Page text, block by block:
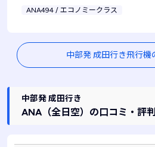
ANA494 / エコノミークラス
中部発 成田行き飛行機
中部発 成田行き
ANA（全日空） の口コミ・評判